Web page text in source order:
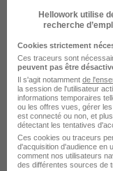
Conducteur
Crit
Hellowork utilise
recherche
Cookies strictement
Ces traceurs sont
peuvent pas être
Il s'agit notamment de
la session de l'utilisateur
informations temporaires
ou les offres vues, gérer
est connecté ou non, et
détectant les tentatives
Ces cookies ou traceurs
d'acquisition d'audience en
comment nos utilisateurs
des différentes sources de